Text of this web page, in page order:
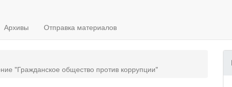
Архивы Отправка материалов
"Гражданское общество против коррупции"